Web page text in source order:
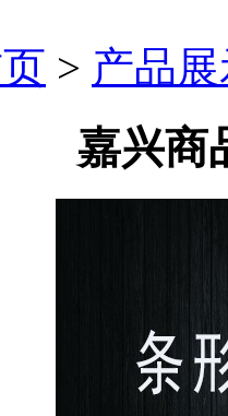
> 产品
嘉兴商